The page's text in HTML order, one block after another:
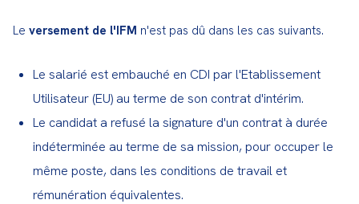
Le versement de l'IFM n'est pas dû dans les cas suivants.
Le salarié est embauché en CDI par l'Etablissement
Utilisateur (EU) au terme de son contrat d'intérim.
Le candidat a refusé la signature d'un contrat à durée
indéterminée au terme de sa mission, pour occuper le
même poste, dans les conditions de travail et
rémunération équivalentes.